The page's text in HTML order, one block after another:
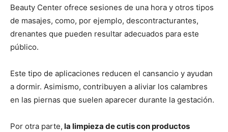
Beauty Center ofrece sesiones de una hora y otros tipos
de masajes, como, por ejemplo, descontracturantes,
drenantes que pueden resultar adecuados para este
público.
Este tipo de aplicaciones reducen el cansancio y ayudan
a dormir. Asimismo, contribuyen a aliviar los calambres
en las piernas que suelen aparecer durante la gestación.
Por otra parte, la limpieza de cutis con productos